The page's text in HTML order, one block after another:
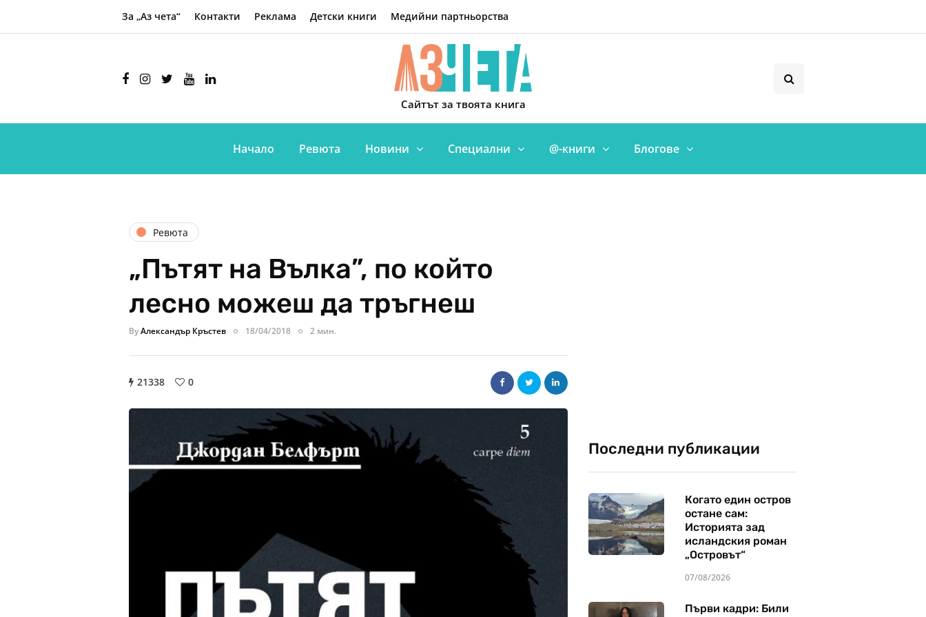
За „Аз чета“ Контакти Реклама Детски книги Медийни партньорства
Сайтът за твоята книга
Начало Ревюта Новини Специални @-книги Блогове
Ревюта
„Пътят на Вълка”, по който
лесно можеш да тръгнеш
ByАлександър Кръстев 18/04/2018 2 мин.
21338 0
Последни публикации
Когато един остров
остане сам:
Историята зад
исландския роман
„Островът“
07/08/2026
Първи кадри: Били